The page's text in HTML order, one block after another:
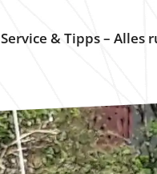
Service & Tipps – Alles